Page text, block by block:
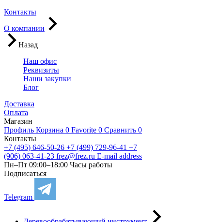
Контакты
О компании
Назад
Наш офис
Реквизиты
Наши закупки
Блог
Доставка
Оплата
Магазин
Профиль Корзина 0 Favorite 0 Сравнить 0
Контакты
+7 (495) 646-50-26 +7 (499) 729-96-41 +7
(906) 063-41-23 frez@frez.ru E-mail address
Пн–Пт 09:00–18:00 Часы работы
Подписаться
Telegram